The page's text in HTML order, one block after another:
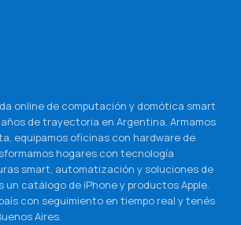
online de computación y domótica smart
de trayectoria en Argentina. Armamos
equipamos oficinas con hardware de
hogares con tecnología
smart, automatización y soluciones de
un catálogo de iPhone y productos Apple.
con seguimiento en tiempo real y tenés
Aires.